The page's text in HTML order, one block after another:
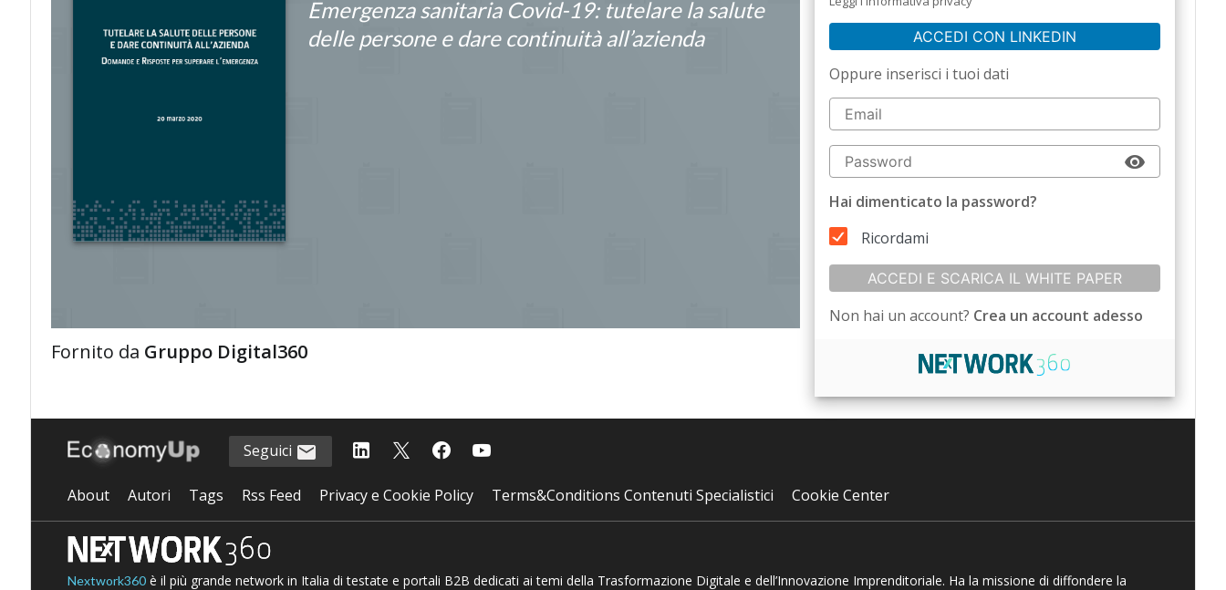
Emergenza sanitaria Covid-19: tutelare la salute
delle persone e dare continuità all’azienda
Fornito da Gruppo Digital360
ACCEDI CON LINKEDIN
Oppure inserisci i tuoi dati
Hai dimenticato la password?
Ricordami
ACCEDI E SCARICA IL WHITE PAPER
Non hai un account? Crea un account adesso
Seguici
About Autori Tags Rss Feed Privacy e Cookie Policy Terms&Conditions Contenuti Specialistici Cookie Center
Nextwork360è il più grande network in Italia di testate e portali B2B dedicati ai temi della Trasformazione Digitale e dell’Innovazione Imprenditoriale. Ha la missione di diffondere la